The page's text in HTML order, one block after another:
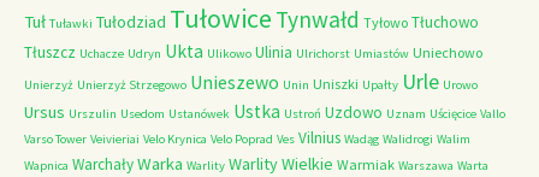
Tuł Tuławki Tułodziad Tułowice Tynwałd Tyłowo Tłuchowo
Tłuszcz Uchacze Udryn Ukta Ulikowo Ulinia Ulrichorst Umiastów Uniechowo
Unierzyż Unierzyż Strzegowo Unieszewo Unin Uniszki Upałty Urle Urowo
Ursus Urszulin Usedom Ustanówek Ustka Ustroń Uzdowo Uznam Uścięcice Vallo
Varso Tower Veivieriai Velo Krynica Velo Poprad Ves Vilnius Wadąg Walidrogi Walim
Wapnica WarchałyWarka Warlity Warlity Wielkie Warmiak Warszawa Warta